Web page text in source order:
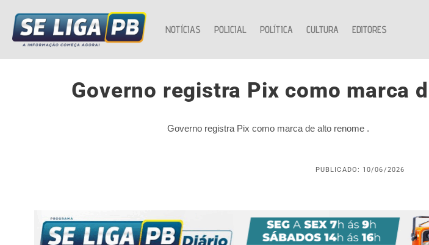
NOTÍCIAS POLICIAL POLÍTICA CULTURA EDITORES
Governo registra Pix como marca
Governo registra Pix como marca de alto renome .
PUBLICADO: 10/06/2026